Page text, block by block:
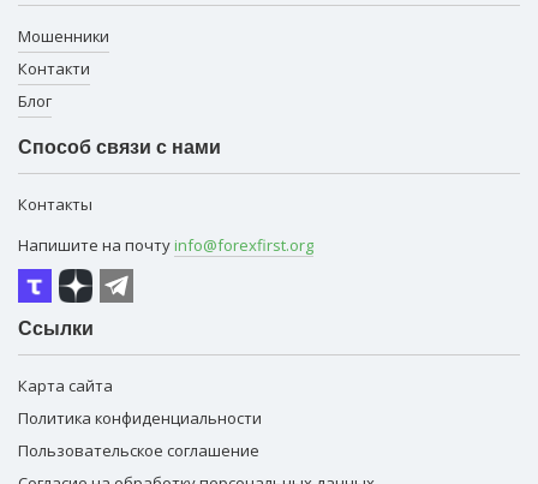
Мошенники
Контакти
Блог
Способ связи с нами
Контакты
Напишите на почту info@forexfirst.org
Ссылки
Карта сайта
Политика конфиденциальности
Пользовательское соглашение